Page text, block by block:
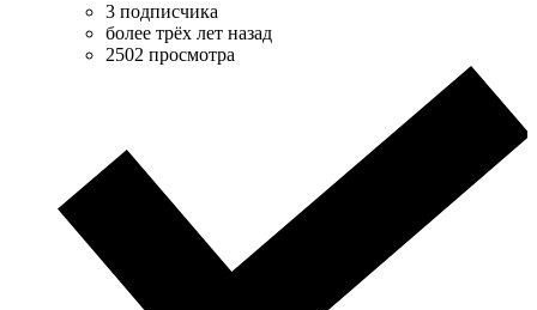
3 подписчика
более трёх лет назад
2502 просмотра